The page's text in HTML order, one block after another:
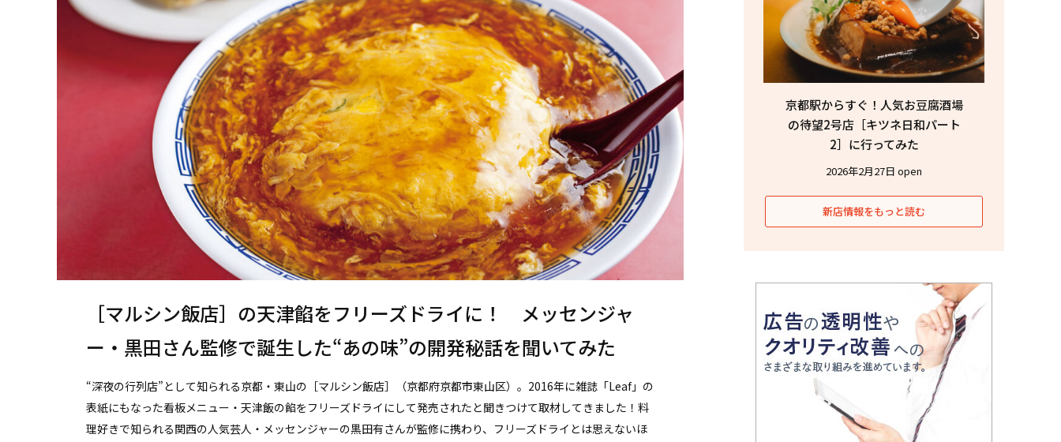
［マルシン飯店］の天津餡をフリーズドライに！ メッセンジャ
ー・黒田さん監修で誕生した“あの味”の開発秘話を聞いてみた
“深夜の行列店”として知られる京都・東山の［マルシン飯店］（京都府京都市東山区）。2016年に雑誌「Leaf」の
表紙にもなった看板メニュー・天津飯の餡をフリーズドライにして発売されたと聞きつけて取材してきました！料
理好きで知られる関西の人気芸人・メッセンジャーの黒田有さんが監修に携わり、フリーズドライとは思えないほ
京都駅からすぐ！人気お豆腐酒場
の待望2号店［キツネ日和パート
2］に行ってみた
2026年2月27日 open
新店情報をもっと読む